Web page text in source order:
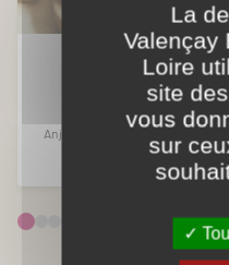
Fromagerie
Anjouin
La
Valençay
Loire
site
vous
sur